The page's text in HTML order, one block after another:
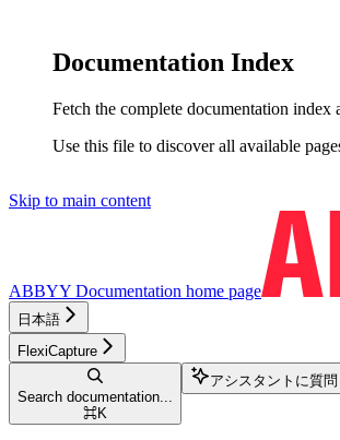
Documentation Index
Fetch the complete documentation index
Use this file to discover all available
Skip to main content
ABBYY Documentation home page
日本語
FlexiCapture
Search documentation...
⌘K
アシスタントに質問